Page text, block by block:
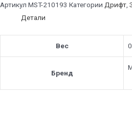
Артикул MST-210193 Категории Дрифт,
Детали
Вес
Бренд